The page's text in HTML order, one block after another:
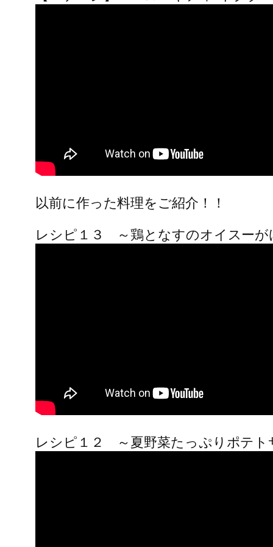
以前に作った料理をご紹介！！
レシピ１３ ～鶏となすのオイスーが
レシピ１２ ～夏野菜たっぷりポテト